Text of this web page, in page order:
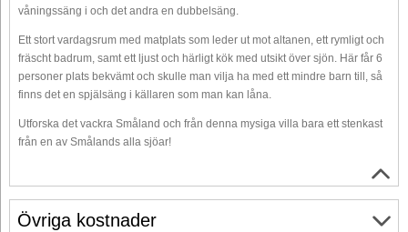
våningssäng i och det andra en dubbelsäng.
Ett stort vardagsrum med matplats som leder ut mot altanen, ett rymligt och
fräscht badrum, samt ett ljust och härligt kök med utsikt över sjön. Här får 6
personer plats bekvämt och skulle man vilja ha med ett mindre barn till, så
finns det en spjälsäng i källaren som man kan låna.
Utforska det vackra Småland och från denna mysiga villa bara ett stenkast
från en av Smålands alla sjöar!
Övriga kostnader